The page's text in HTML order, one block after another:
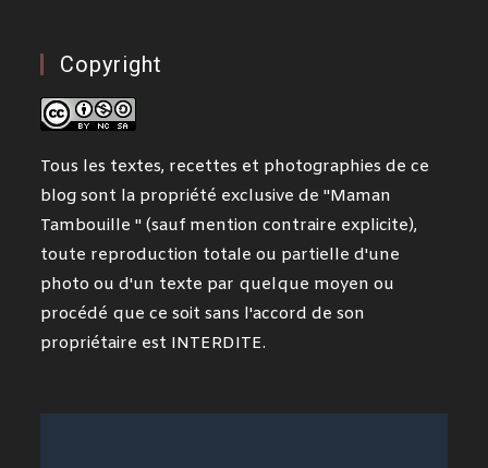
Copyright
Tous les textes, recettes et photographies de ce
blog sont la propriété exclusive de "Maman
Tambouille " (sauf mention contraire explicite),
toute reproduction totale ou partielle d'une
photo ou d'un texte par quelque moyen ou
procédé que ce soit sans l'accord de son
propriétaire est INTERDITE.